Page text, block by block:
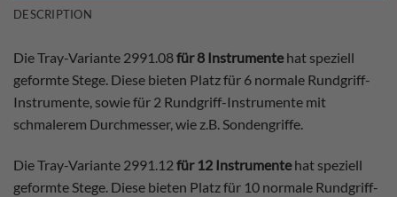
DESCRIPTION
Die Tray-Variante 2991.08für 8 Instrumentehat speziell
geformte Stege. Diese bieten Platz für 6 normale Rundgriff-
Instrumente, sowie für 2 Rundgriff-Instrumente mit
schmalerem Durchmesser, wie z.B. Sondengriffe.
Die Tray-Variante 2991.12 für 12 Instrumentehat speziell
geformte Stege. Diese bieten Platz für 10 normale Rundgriff-